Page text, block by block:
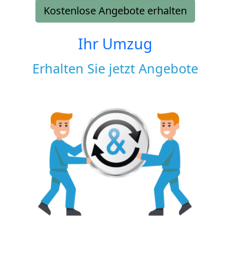
Kostenlose Angebote erhalten
Ihr Umzug
Erhalten Sie jetzt Angebote